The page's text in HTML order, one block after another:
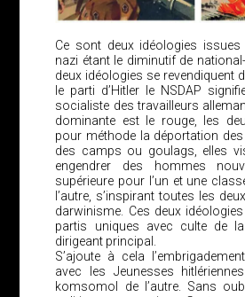
Ce sont deux idéologies
nazi étant le diminutif de
deux idéologies se revendiquent
le parti d’Hitler le NSDAP
socialiste des travailleurs
dominante est le rouge, les
pour méthode la déportation
des camps ou goulags, elles
engendrer des hommes
supérieure pour l’un et une
l’autre, s’inspirant toutes les
darwinisme. Ces deux
partis uniques avec culte de
dirigeant principal.
S’ajoute à cela
avec les Jeunesses
komsomol de l’autre. Sans